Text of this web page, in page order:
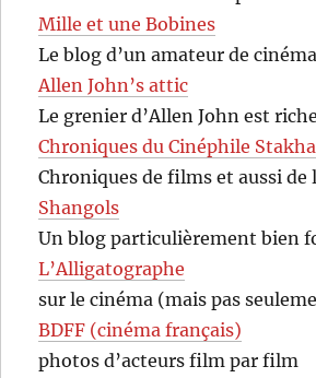
Mille et une Bobines
Le blog d’un amateur de cinéma
Allen John’s attic
Le grenier d’Allen John est
Chroniques du Cinéphile
Chroniques de films et aussi de
Shangols
Un blog particulièrement bien
L’Alligatographe
sur le cinéma (mais pas
BDFF (cinéma français)
photos d’acteurs film par film